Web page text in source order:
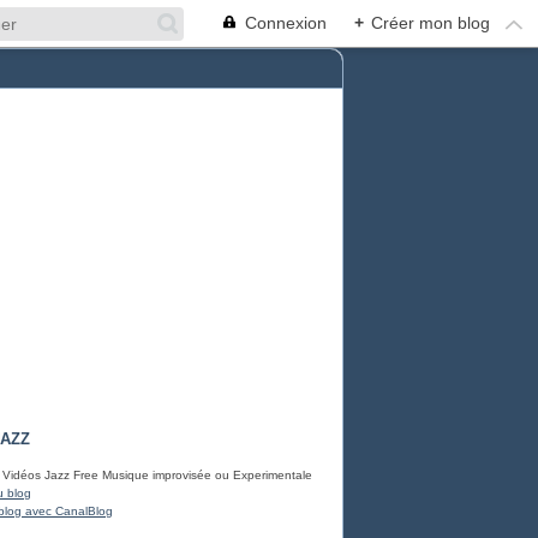
Connexion + Créer mon blog
Jazz Free Musique improvisée ou Experimentale
blog
avec CanalBlog